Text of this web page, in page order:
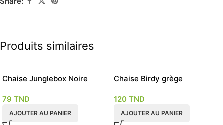
Produits similaires
Chaise Junglebox Noire
79 TND
AJOUTER AU PANIER
Chaise Birdy grège
120 TND
AJOUTER AU PANIER